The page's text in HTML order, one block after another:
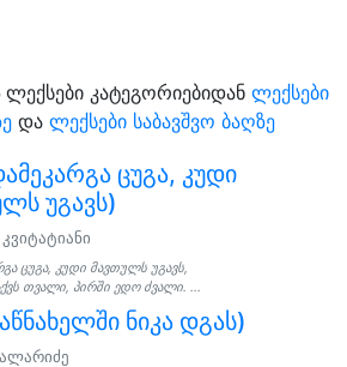
ლექსები კატეგორიებიდან ლექსები
და ლექსები საბავშვო ბაღზე
ცუგა, კუდი
უგავს)
ცუგა, კუდი მავთულს უგავს,
თვალი, პირში ედო ძვალი. ...
ნიკა დგას)